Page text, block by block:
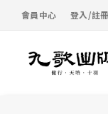
會員中心 登入/註冊